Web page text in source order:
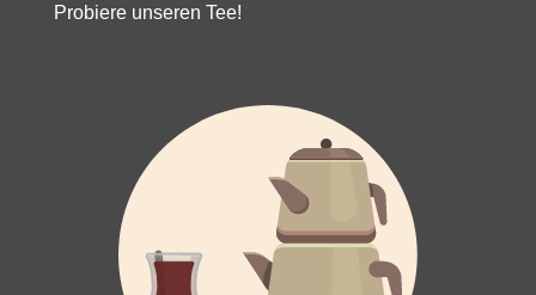
Probiere unseren Tee!